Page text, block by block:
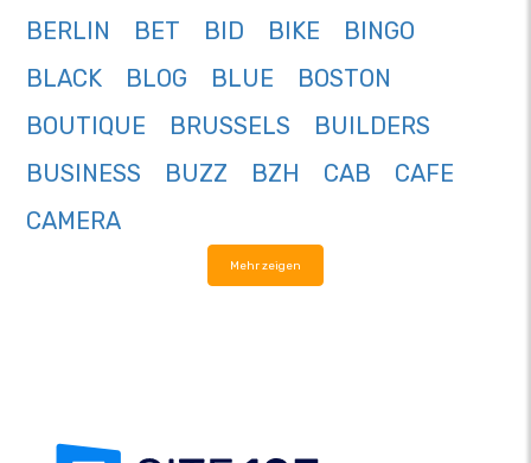
BERLIN
BET BID BIKE
BINGO
BLACK
BLOG BLUE
BOSTON
BOUTIQUE
BRUSSELS
BUILDERS
BUSINESS
BUZZ BZH CAB
CAFE
CAMERA
Mehr zeigen